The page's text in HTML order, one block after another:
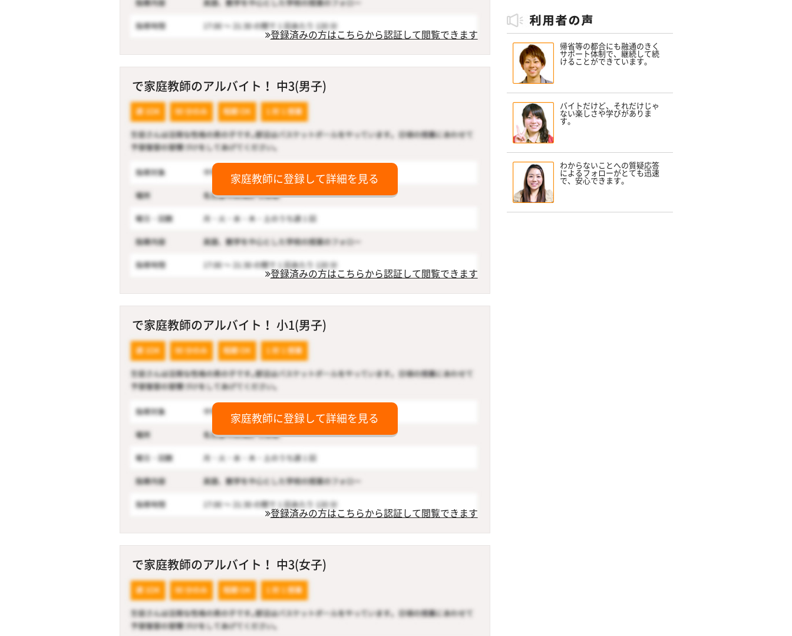
登録済みの方はこちらから認証して閲覧できます
で家庭教師のアルバイト！ 中3(男子)
家庭教師に登録して詳細を見る
登録済みの方はこちらから認証して閲覧できます
で家庭教師のアルバイト！ 小1(男子)
家庭教師に登録して詳細を見る
登録済みの方はこちらから認証して閲覧できます
で家庭教師のアルバイト！ 中3(女子)
帰省等の都合にも融通のきく
サポート体制で、継続して続
けることができています。
バイトだけど、それだけじゃ
ない楽しさや学びがありま
す。
わからないことへの質疑応答
によるフォローがとても迅速
で、安心できます。